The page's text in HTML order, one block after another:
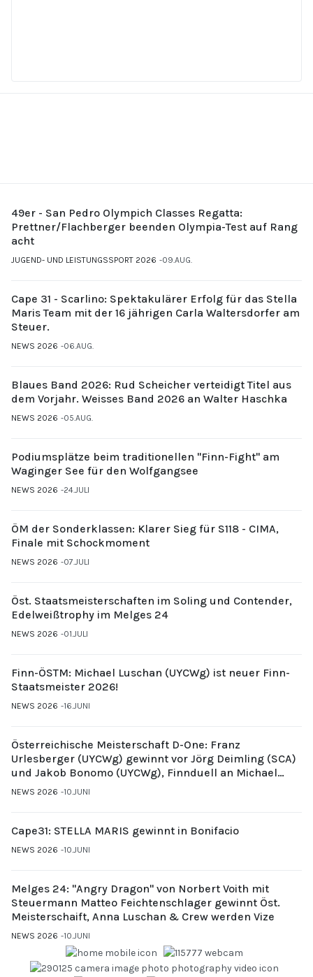
49er - San Pedro Olympich Classes Regatta:
Prettner/Flachberger beenden Olympia-Test auf Rang
acht
JUGEND- UND LEISTUNGSSPORT 2026 09.AUG.
Cape 31 - Scarlino: Spektakulärer Erfolg für das Stella
Maris Team mit der 16 jährigen Carla Waltersdorfer am
Steuer.
NEWS 2026 06.AUG.
Blaues Band 2026: Rud Scheicher verteidigt Titel aus
dem Vorjahr. Weisses Band 2026 an Walter Haschka
NEWS 2026 05.AUG.
Podiumsplätze beim traditionellen "Finn-Fight" am
Waginger See für den Wolfgangsee
NEWS 2026 24.JULI
ÖM der Sonderklassen: Klarer Sieg für S118 - CIMA,
Finale mit Schockmoment
NEWS 2026 07.JULI
Öst. Staatsmeisterschaften im Soling und Contender,
Edelweißtrophy im Melges 24
NEWS 2026 01.JULI
Finn-ÖSTM: Michael Luschan (UYCWg) ist neuer Finn-
Staatsmeister 2026!
NEWS 2026 16.JUNI
Österreichische Meisterschaft D-One: Franz
Urlesberger (UYCWg) gewinnt vor Jörg Deimling (SCA)
und Jakob Bonomo (UYCWg), Finnduell an Michael
Gubi (UYCMo)
NEWS 2026 10.JUNI
Cape31: STELLA MARIS gewinnt in Bonifacio
NEWS 2026 10.JUNI
Melges 24: "Angry Dragon" von Norbert Voith mit
Steuermann Matteo Feichtenschlager gewinnt Öst.
Meisterschaift, Anna Luschan & Crew werden Vize
NEWS 2026 10.JUNI